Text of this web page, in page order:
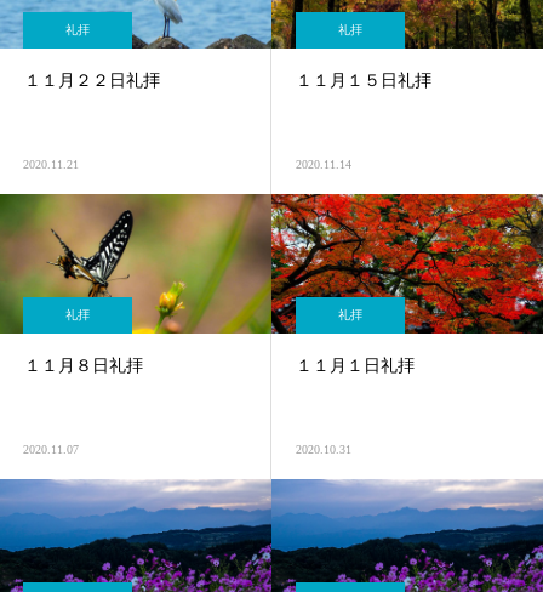
礼拝
１１月２２日礼拝
2020.11.21
礼拝
１１月１５日礼拝
2020.11.14
礼拝
１１月８日礼拝
2020.11.07
礼拝
１１月１日礼拝
2020.10.31